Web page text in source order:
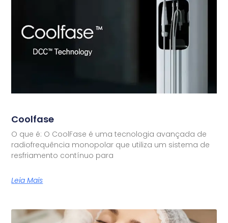
Coolfase
O que é: O CoolFase é uma tecnologia avançada de
radiofrequência monopolar que utiliza um sistema de
resfriamento contínuo para
Leia Mais